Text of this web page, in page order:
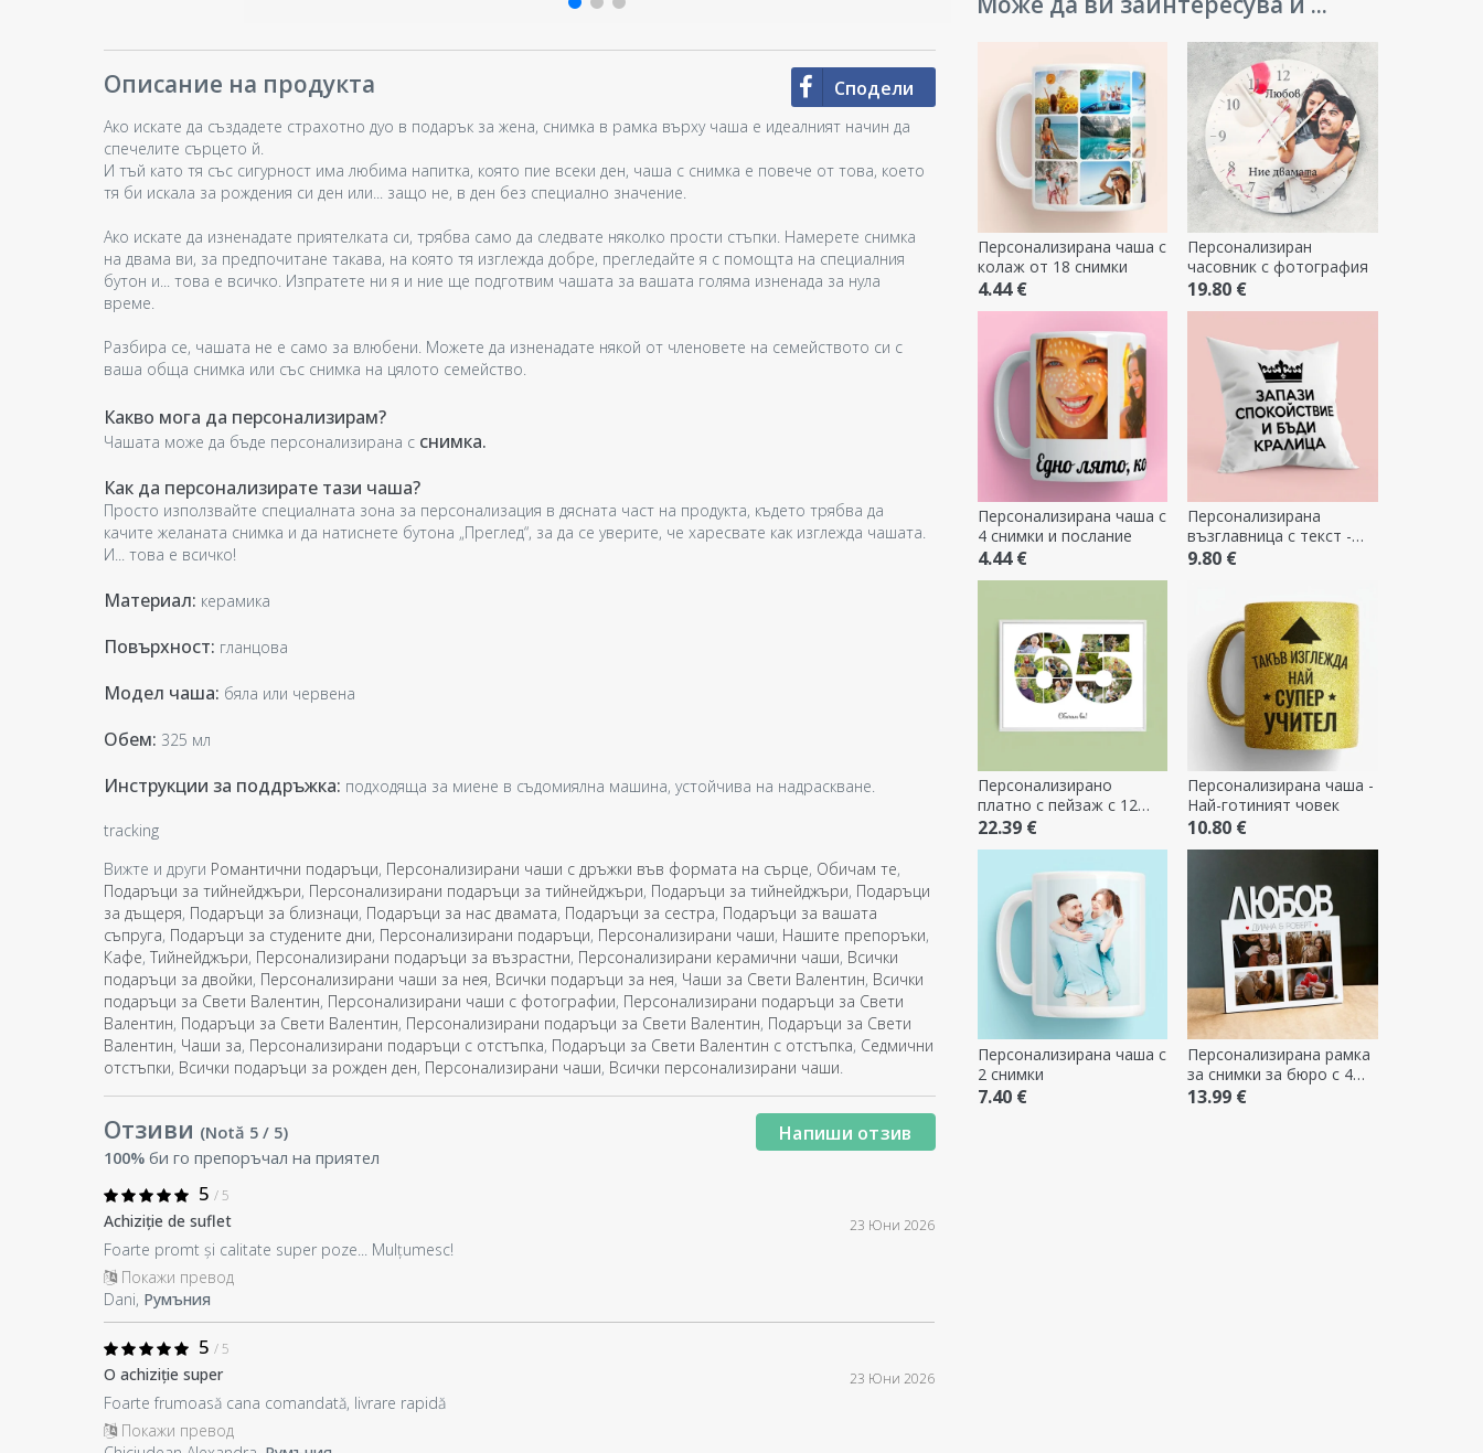
Персонализирана чаша с
колаж от 18 снимки
4.44 €
Персонализиран
часовник с фотография
19.80 €
Персонализирана чаша с
4 снимки и послание
4.44 €
Персонализирана
възглавница с текст -
Keep Calm
9.80 €
Персонализирано
платно с пейзаж с 12
снимки, модел номер 65
22.39 €
Персонализирана чаша -
Най-готиният човек
10.80 €
Персонализирана чаша с
2 снимки
7.40 €
Персонализирана рамка
за снимки за бюро с 4
снимки и текст - модел
13.99 €
Описание на продукта Сподели
Ако искате да създадете страхотно дуо в подарък за жена, снимка в рамка върху чаша е идеалният начин да
спечелите сърцето й.
И тъй като тя със сигурност има любима напитка, която пие всеки ден, чаша с снимка е повече от това, което
тя би искала за рождения си ден или... защо не, в ден без специално значение.
Ако искате да изненадате приятелката си, трябва само да следвате няколко прости стъпки. Намерете снимка
на двама ви, за предпочитане такава, на която тя изглежда добре, прегледайте я с помощта на специалния
бутон и... това е всичко. Изпратете ни я и ние ще подготвим чашата за вашата голяма изненада за нула
време.
Разбира се, чашата не е само за влюбени. Можете да изненадате някой от членовете на семейството си с
ваша обща снимка или със снимка на цялото семейство.
Какво мога да персонализирам?
Чашата може да бъде персонализирана с снимка.
Как да персонализирате тази чаша?
Просто използвайте специалната зона за персонализация в дясната част на продукта, където трябва да
качите желаната снимка и да натиснете бутона „Преглед“, за да се уверите, че харесвате как изглежда чашата.
И... това е всичко!
Материал: керамика
Повърхност: гланцова
Модел чаша: бяла или червена
Обем: 325 мл
Инструкции за поддръжка: подходяща за миене в съдомиялна машина, устойчива на надраскване.
tracking
Вижте и други Романтични подаръци, Персонализирани чаши с дръжки във формата на сърце, Обичам те,
Подаръци за тийнейджъри, Персонализирани подаръци за тийнейджъри, Подаръци за тийнейджъри, Подаръци
за дъщеря, Подаръци за близнаци, Подаръци за нас двамата, Подаръци за сестра, Подаръци за вашата
съпруга, Подаръци за студените дни, Персонализирани подаръци, Персонализирани чаши, Нашите препоръки,
Кафе, Тийнейджъри, Персонализирани подаръци за възрастни, Персонализирани керамични чаши, Всички
подаръци за двойки, Персонализирани чаши за нея, Всички подаръци за нея, Чаши за Свети Валентин, Всички
подаръци за Свети Валентин, Персонализирани чаши с фотографии, Персонализирани подаръци за Свети
Валентин, Подаръци за Свети Валентин, Персонализирани подаръци за Свети Валентин, Подаръци за Свети
Валентин, Чаши за, Персонализирани подаръци с отстъпка, Подаръци за Свети Валентин с отстъпка, Седмични
отстъпки, Всички подаръци за рожден ден, Персонализирани чаши, Всички персонализирани чаши.
Отзиви (Notă 5 / 5)
100% би го препоръчал на приятел
Напиши отзив
5 / 5
Achiziție de suflet 23 Юни 2026
Foarte promt și calitate super poze... Mulțumesc!
Покажи превод
Dani, Румъния
5 / 5
O achiziție super 23 Юни 2026
Foarte frumoasă cana comandată, livrare rapidă
Покажи превод